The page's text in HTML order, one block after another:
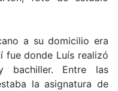
a su domicilio era
fue donde Luís realizó
bachiller. Entre las
la asignatura de